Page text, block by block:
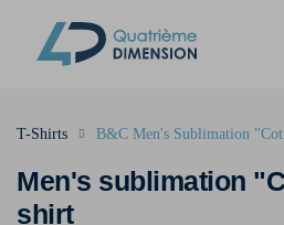
Men's sublimation
shirt
T-Shirts B&C Men's Sublimation